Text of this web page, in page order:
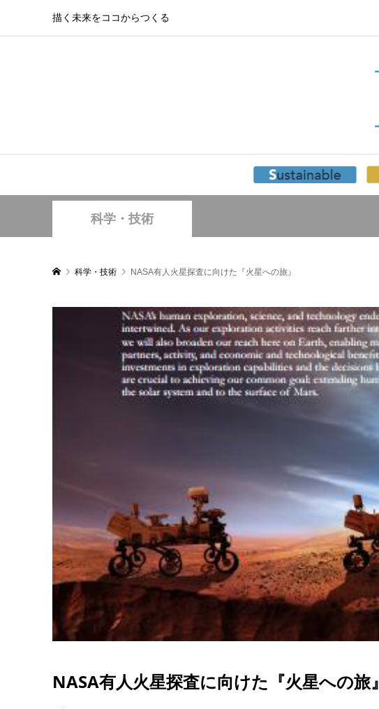
描く未来をココからつくる
科学・技術
科学・技術 NASA有人火星探査に向けた『火星への旅』
NASA有人火星探査に向けた『火星への旅』